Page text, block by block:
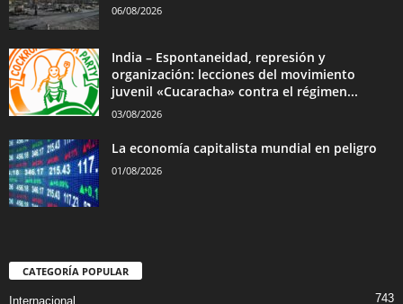
06/08/2026
India – Espontaneidad, represión y
organización: lecciones del movimiento
juvenil «Cucaracha» contra el régimen...
03/08/2026
La economía capitalista mundial en peligro
01/08/2026
CATEGORÍA POPULAR
Internacional 743